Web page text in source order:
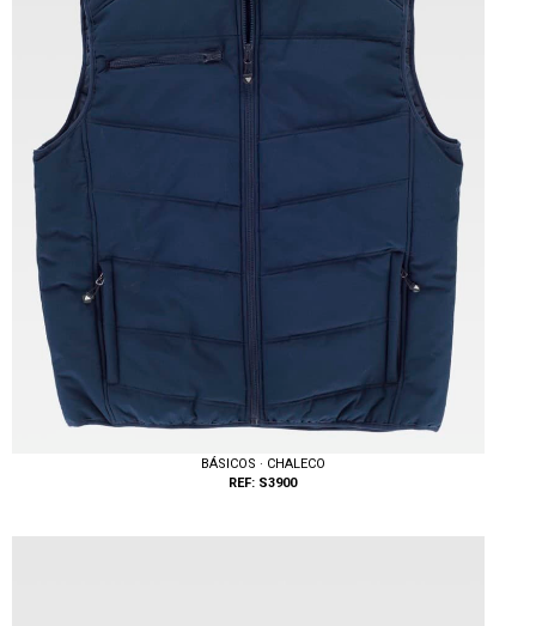
Tallas: 38, 39, 40, 41, 42, 43, 44, 45, 46, 47
BÁSICOS · CHALECO
REF: S3900